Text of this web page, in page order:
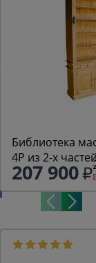
Библиотека
4P из 2-х
207 900